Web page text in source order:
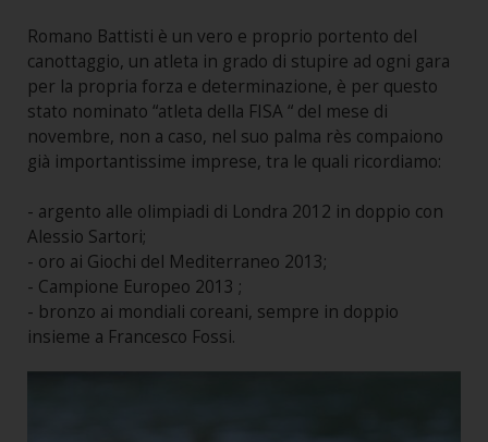
Romano Battisti è un vero e proprio portento del
canottaggio, un atleta in grado di stupire ad ogni gara
per la propria forza e determinazione, è per questo
stato nominato “atleta della FISA “ del mese di
novembre, non a caso, nel suo palma rès compaiono
già importantissime imprese, tra le quali ricordiamo:
- argento alle olimpiadi di Londra 2012 in doppio con
Alessio Sartori;
- oro ai Giochi del Mediterraneo 2013;
- Campione Europeo 2013 ;
- bronzo ai mondiali coreani, sempre in doppio
insieme a Francesco Fossi.